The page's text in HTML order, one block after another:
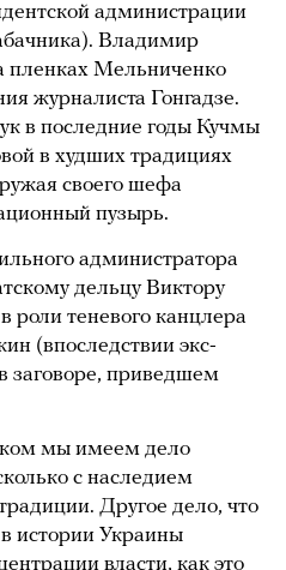
администрации
Владимир
пленках Мельниченко
журналиста Гонгадзе.
в последние годы Кучмы
в худших традициях
своего шефа
пузырь.
администратора
дельцу Виктору
роли теневого канцлера
(впоследствии экс-
заговоре, приведшем
мы имеем дело
с наследием
Другое дело, что
истории Украины
власти, как это